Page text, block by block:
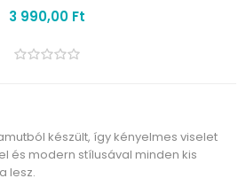
3 990,00 Ft
készült, így kényelmes viselet
és modern stílusával minden kis
lesz.